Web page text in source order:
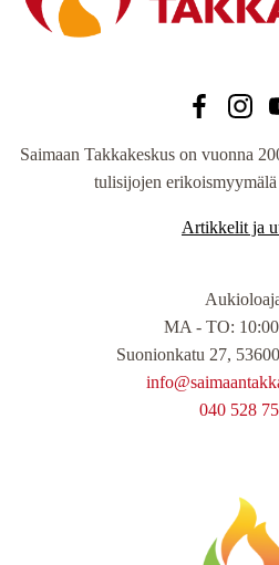
Saimaan Takkakeskus on vuonna
tulisijojen erikoismyymälä
Artikkelit ja
MA - TO:
Suonionkatu 27,
040 528